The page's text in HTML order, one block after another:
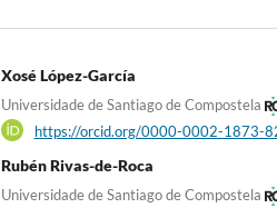
Xosé López-García
Universidade de Santiago de Compostela
https://orcid.org/0000-0002-1873-
Rubén Rivas-de-Roca
Universidade de Santiago de Compostela